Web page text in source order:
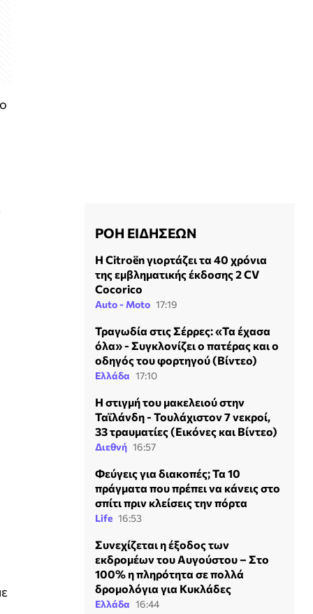
ΡΟΗ ΕΙΔΗΣΕΩΝ
Η Citroën γιορτάζει τα 40 χρόνια
της εμβληματικής έκδοσης 2 CV
Cocorico
Auto - Moto 17:19
Τραγωδία στις Σέρρες: «Τα έχασα
όλα» - Συγκλονίζει ο πατέρας και ο
οδηγός του φορτηγού (Βίντεο)
Ελλάδα 17:10
Η στιγμή του μακελειού στην
Ταϊλάνδη - Τουλάχιστον 7 νεκροί,
33 τραυματίες (Εικόνες και Βίντεο)
Διεθνή 16:57
Φεύγεις για διακοπές; Τα 10
πράγματα που πρέπει να κάνεις στο
σπίτι πριν κλείσεις την πόρτα
Life 16:53
Συνεχίζεται η έξοδος των
εκδρομέων του Αυγούστου – Στο
100% η πληρότητα σε πολλά
δρομολόγια για Κυκλάδες
Ελλάδα 16:44